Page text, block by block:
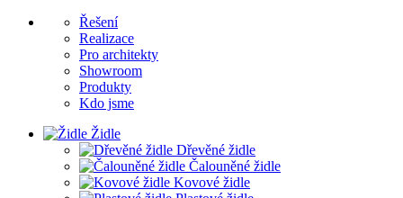
Řešení
Realizace
Pro architekty
Showroom
Produkty
Kdo jsme
Židle
Dřevěné židle
Čalouněné židle
Kovové židle